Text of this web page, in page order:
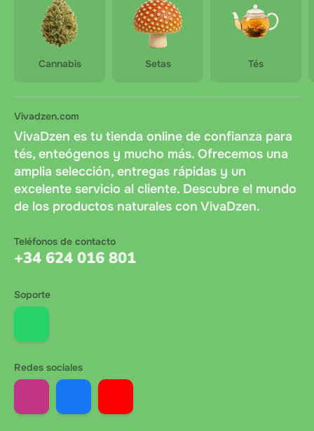
Cannabis Setas Tés
Vivadzen.com
VivaDzen es tu tienda online de confianza para
tés, enteógenos y mucho más. Ofrecemos una
amplia selección, entregas rápidas y un
excelente servicio al cliente. Descubre el mundo
de los productos naturales con VivaDzen.
Teléfonos de contacto
+34 624 016 801
Soporte
Redes sociales